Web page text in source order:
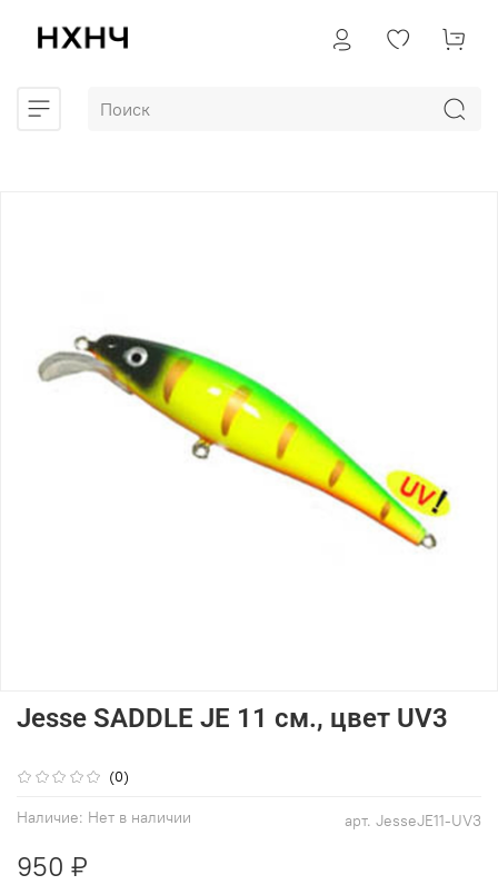
(0)
арт. JesseJE11-UV3
Наличие: Нет в наличии
Jesse SADDLE JE 11 см., цвет UV3
950 ₽